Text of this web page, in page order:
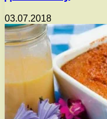
03.07.2018